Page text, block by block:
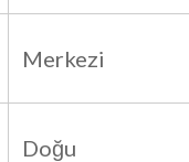
Merkezi
Doğu